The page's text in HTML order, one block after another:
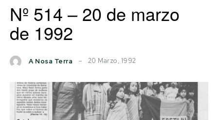
Nº 514 – 20 de marzo
de 1992
A Nosa Terra 20 Marzo, 1992